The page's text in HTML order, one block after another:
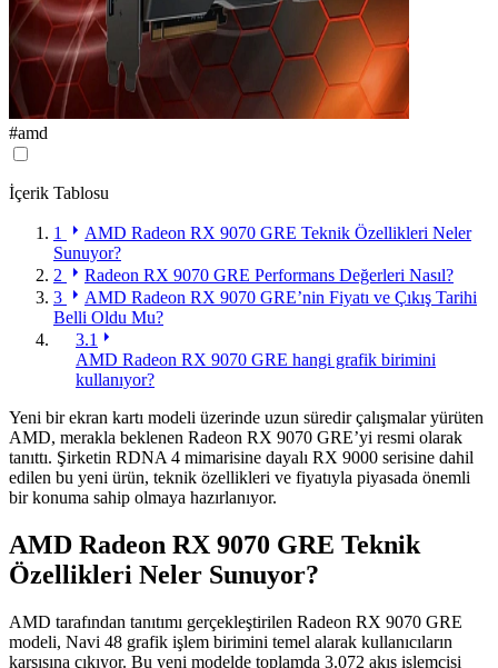
#amd
İçerik Tablosu
1
AMD Radeon RX 9070 GRE Teknik Özellikleri Neler
Sunuyor?
2
Radeon RX 9070 GRE Performans Değerleri Nasıl?
3
AMD Radeon RX 9070 GRE’nin Fiyatı ve Çıkış Tarihi
Belli Oldu Mu?
3.1
AMD Radeon RX 9070 GRE hangi grafik birimini
kullanıyor?
Yeni bir ekran kartı modeli üzerinde uzun süredir çalışmalar yürüten
AMD, merakla beklenen Radeon RX 9070 GRE’yi resmi olarak
tanıttı. Şirketin RDNA 4 mimarisine dayalı RX 9000 serisine dahil
edilen bu yeni ürün, teknik özellikleri ve fiyatıyla piyasada önemli
bir konuma sahip olmaya hazırlanıyor.
AMD Radeon RX 9070 GRE Teknik
Özellikleri Neler Sunuyor?
AMD tarafından tanıtımı gerçekleştirilen Radeon RX 9070 GRE
modeli, Navi 48 grafik işlem birimini temel alarak kullanıcıların
karşısına çıkıyor. Bu yeni modelde toplamda 3.072 akış işlemcisi